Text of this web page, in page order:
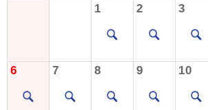
1 2 3
6 7 8 9 10